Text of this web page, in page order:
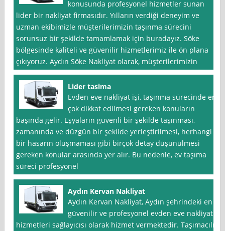
konusunda profesyonel hizmetler sunan
lider bir nakliyat firmasıdır. Yılların verdiği deneyim ve
uzman ekibimizle müşterilerimizin taşınma sürecini
sorunsuz bir şekilde tamamlamak için buradayız. Söke
bölgesinde kaliteli ve güvenilir hizmetlerimiz ile ön plana
çıkıyoruz. Aydın Söke Nakliyat olarak, müşterilerimizin
Lider tasima
Evden eve nakliyat işi, taşınma sürecinde en
çok dikkat edilmesi gereken konuların
başında gelir. Eşyaların güvenli bir şekilde taşınması,
zamanında ve düzgün bir şekilde yerleştirilmesi, herhangi
bir hasarın oluşmaması gibi birçok detay düşünülmesi
gereken konular arasında yer alır. Bu nedenle, ev taşıma
süreci profesyonel
Aydın Kervan Nakliyat
Aydın Kervan Nakliyat, Aydın şehrindeki en
güvenilir ve profesyonel evden eve nakliyat
hizmetleri sağlayıcısı olarak hizmet vermektedir. Taşımacılık